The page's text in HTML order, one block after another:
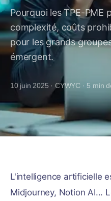
Pourquoi les TPE-PME
complexité, coûts
pour les grands
émergent.
10 juin 2025 ·CYWYC · 5 min
L'intelligence artificielle
Midjourney, Notion AI...